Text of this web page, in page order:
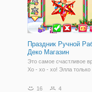
Праздник Ручной
Деко Магазин
Это самое счастливое
Хо - хо - хо! Элла только
магазин ручной
16 4